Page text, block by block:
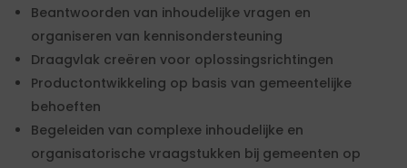
Beantwoorden van inhoudelijke vragen en
organiseren van kennisondersteuning
Draagvlak creëren voor oplossingsrichtingen
Productontwikkeling op basis van gemeentelijke
behoeften
Begeleiden van complexe inhoudelijke en
organisatorische vraagstukken bij gemeenten op